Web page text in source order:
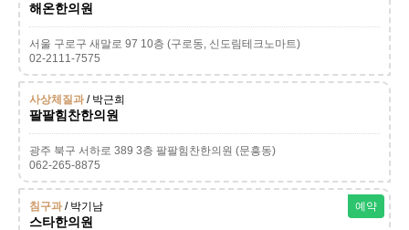
해온한의원
서울 구로구 새말로 97 10층 (구로동, 신도림테크노마트)
02-2111-7575
사상체질과/ 박근희
팔팔힘찬한의원
광주 북구 서하로 389 3층 팔팔힘찬한의원 (문흥동)
062-265-8875
침구과/ 박기남
스타한의원
예약